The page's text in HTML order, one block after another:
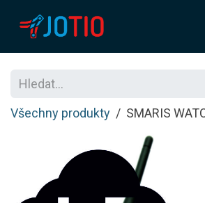
Všechny produkty SMARIS